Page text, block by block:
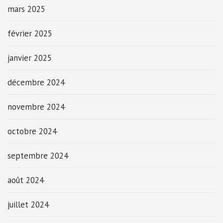
mars 2025
février 2025
janvier 2025
décembre 2024
novembre 2024
octobre 2024
septembre 2024
août 2024
juillet 2024